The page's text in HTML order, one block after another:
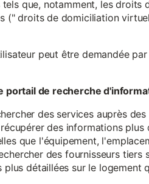
que, notamment, les droits
(" droits de domiciliation
peut être demandée
portail de recherche
des services auprès
des informations
que l'équipement,
des fournisseurs
détaillées sur le logement